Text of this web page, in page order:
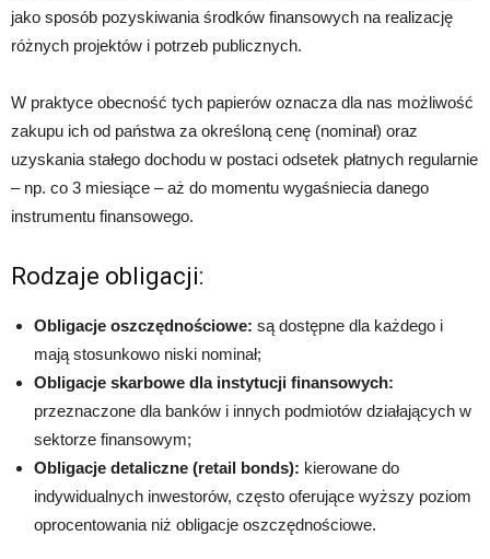
jako sposób pozyskiwania środków finansowych na realizację
różnych projektów i potrzeb publicznych.
W praktyce obecność tych papierów oznacza dla nas możliwość
zakupu ich od państwa za określoną cenę (nominał) oraz
uzyskania stałego dochodu w postaci odsetek płatnych regularnie
– np. co 3 miesiące – aż do momentu wygaśniecia danego
instrumentu finansowego.
Rodzaje obligacji:
Obligacje oszczędnościowe: są dostępne dla każdego i
mają stosunkowo niski nominał;
Obligacje skarbowe dla instytucji finansowych:
przeznaczone dla banków i innych podmiotów działających w
sektorze finansowym;
Obligacje detaliczne (retail bonds): kierowane do
indywidualnych inwestorów, często oferujące wyższy poziom
oprocentowania niż obligacje oszczędnościowe.